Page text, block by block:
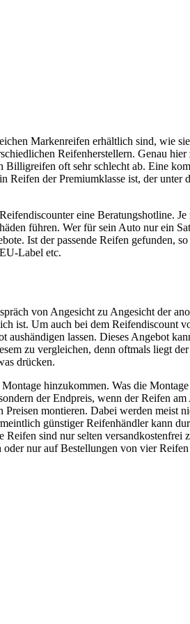
Markenreifen erhältlich sind, wie
Reifenherstellern. Genau
oft sehr schlecht ab. Eine
der Premiumklasse ist, der unter
eine Beratungshotline.
führen. Wer für sein Auto nur ein
Ist der passende Reifen gefunden,
Label etc.
von Angesicht zu Angesicht der
ist. Um auch bei dem Reifendiscount
lassen. Dieses Angebot
zu vergleichen, denn oftmals liegt
drücken.
hinzukommen. Was die
der Endpreis, wenn der Reifen
montieren. Dabei werden meist
günstiger Reifenhändler kann
sind nur selten
nur auf Bestellungen von vier